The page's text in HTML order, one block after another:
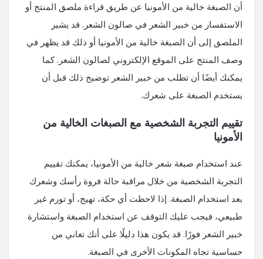
أن الصبغة خالية من الأمونيا عن طريق قراءة ملصق المنتج أو
الاستفسار من خبير الشعر في صالون الشعر. قد يشير
الملصق إلى أن الصبغة خالية من الأمونيا أو ذلك قد يظهر في
وصف المنتج على الموقع الإلكتروني لصالون الشعر. كما
يمكنك أيضًا أن تطلب من خبير الشعر توضيح ذلك قبل أن
يستخدم الصبغة على شعرك.
تقييم التجربة الشخصية مع الصبغات الخالية من
الأمونيا
عند استخدام صبغة شعر خالية من الأمونيا، يمكنك تقييم
التجربة الشخصية من خلال مراقبة حالة فروة رأسك وشعرك
بعد استخدام الصبغة. إذا لاحظت أي حكة، تهيج، أو تورم غير
طبيعي، فيجب عليك التوقف عن استخدام الصبغة واستشارة
خبير الشعر فورًا. قد يكون هذا دليلًا على أنك تعاني من
حساسية تجاه المكونات الأخرى في الصبغة.